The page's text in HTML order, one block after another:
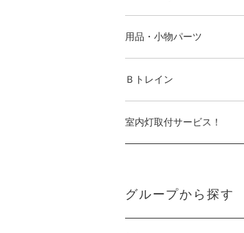
用品・小物パーツ
Ｂトレイン
室内灯取付サービス！
グループから探す